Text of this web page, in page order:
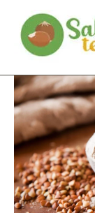
contenido